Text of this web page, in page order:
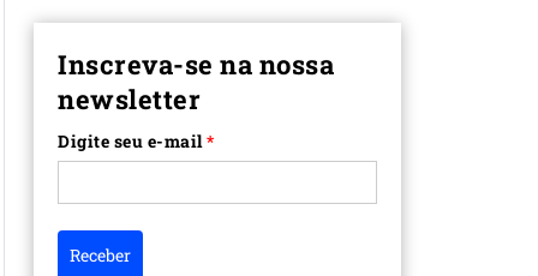
Inscreva-se na nossa
newsletter
Digite seu e-mail*
Receber